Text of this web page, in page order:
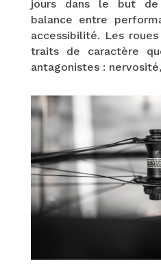
jours dans le but
balance entre
accessibilité. Les
traits de caractère
antagonistes :